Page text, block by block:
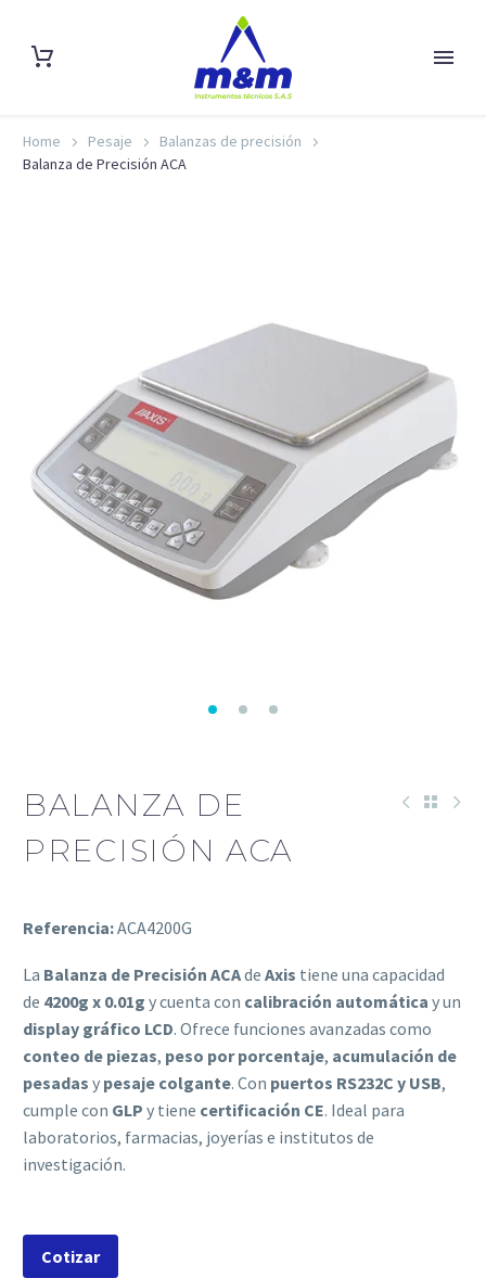
Home Pesaje
Balanzas de precisión
Balanza de Precisión ACA
BALANZA DE
PRECISIÓN ACA
Referencia:ACA4200G
La Balanza de Precisión ACAde Axis tiene una capacidad
de 4200g x 0.01g y cuenta con calibración automática y un
display gráfico LCD. Ofrece funciones avanzadas como
conteo de piezas, peso por porcentaje, acumulación de
pesadas y pesaje colgante. Con puertos RS232C y USB,
cumple con GLP y tiene certificación CE. Ideal para
laboratorios, farmacias, joyerías e institutos de
investigación.
Cotizar